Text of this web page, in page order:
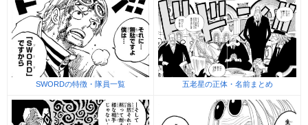
SWORDの特徴・隊員一覧 五老星の正体・名前まとめ